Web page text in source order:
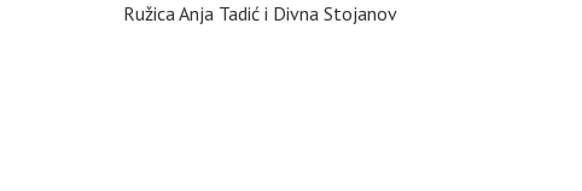
Ružica Anja Tadić i Divna Stojanov